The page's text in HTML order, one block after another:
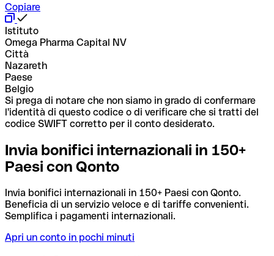
Copiare
Istituto
Omega Pharma Capital NV
Città
Nazareth
Paese
Belgio
Si prega di notare che non siamo in grado di confermare
l'identità di questo codice o di verificare che si tratti del
codice SWIFT corretto per il conto desiderato.
Invia bonifici internazionali in 150+
Paesi con Qonto
Invia bonifici internazionali in 150+ Paesi con Qonto.
Beneficia di un servizio veloce e di tariffe convenienti.
Semplifica i pagamenti internazionali.
Apri un conto in pochi minuti